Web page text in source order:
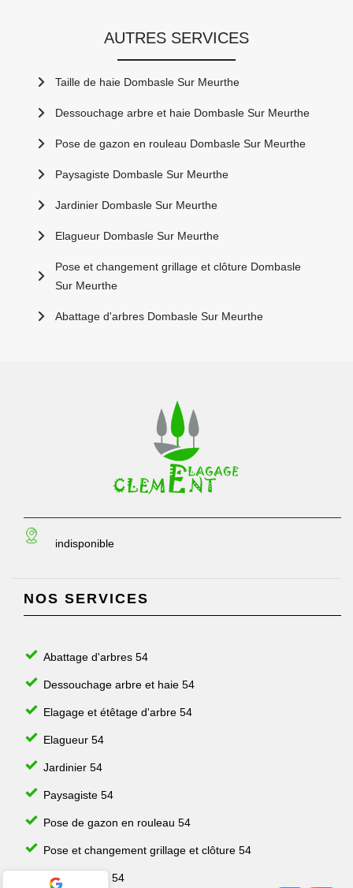
AUTRES SERVICES
Taille de haie Dombasle Sur Meurthe
Dessouchage arbre et haie Dombasle Sur Meurthe
Pose de gazon en rouleau Dombasle Sur Meurthe
Paysagiste Dombasle Sur Meurthe
Jardinier Dombasle Sur Meurthe
Elagueur Dombasle Sur Meurthe
Pose et changement grillage et clôture Dombasle
Sur Meurthe
Abattage d'arbres Dombasle Sur Meurthe
indisponible
NOS SERVICES
Abattage d'arbres 54
Dessouchage arbre et haie 54
Elagage et étêtage d'arbre 54
Elagueur 54
Jardinier 54
Paysagiste 54
Pose de gazon en rouleau 54
Pose et changement grillage et clôture 54
Taille de haie 54